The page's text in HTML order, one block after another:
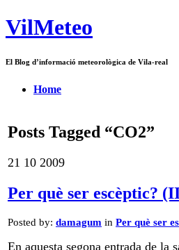
VilMeteo
El Blog d’informació meteorològica de Vila-real
Home
Posts Tagged “CO2”
21 10 2009
Per què ser escèptic?
Posted by: damagum in Per què ser
En aquesta segona entrada de la